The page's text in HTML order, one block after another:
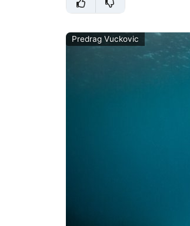
Predrag Vuckovic